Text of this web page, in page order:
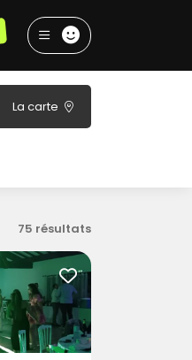
La carte
75 résultats